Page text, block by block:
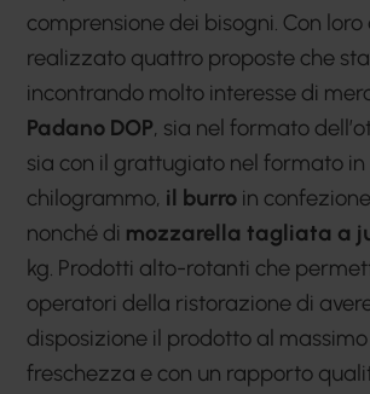
comprensione dei bisogni. Con
realizzato quattro proposte che
incontrando molto interesse di
Padano DOP, sia nel formato
sia con il grattugiato nel formato
chilogrammo, il burro in
nonché di mozzarella tagliata a
kg. Prodotti alto-rotanti che
operatori della ristorazione di
disposizione il prodotto al
freschezza e con un rapporto